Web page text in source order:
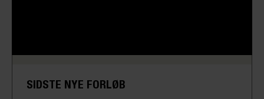
SIDSTE NYE FORLØB